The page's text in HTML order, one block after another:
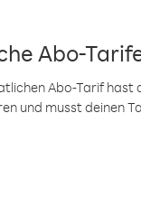
Abo-
Abo-Tarif hast
und musst deinen